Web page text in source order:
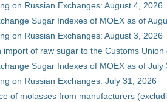
on Russian Exchanges: August 4, 2026
Sugar Indexes of MOEX as of
on Russian Exchanges: August 3, 2026
import of raw sugar to the Customs
Sugar Indexes of MOEX as of July
on Russian Exchanges: July 31, 2026
of molasses from manufacturers